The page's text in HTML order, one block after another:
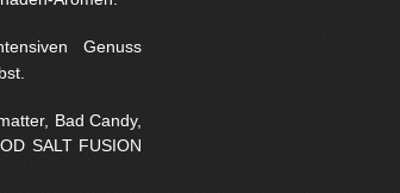
Genuss
Bad Candy,
SALT FUSION